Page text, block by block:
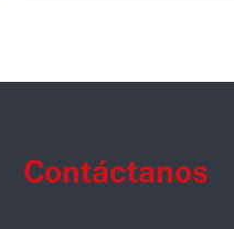
Contáctanos